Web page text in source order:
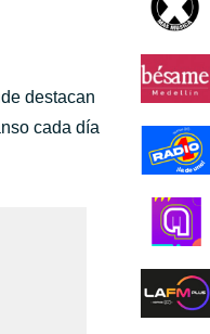
destacan
cada día